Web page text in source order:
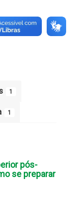
1
1
pós-
se preparar